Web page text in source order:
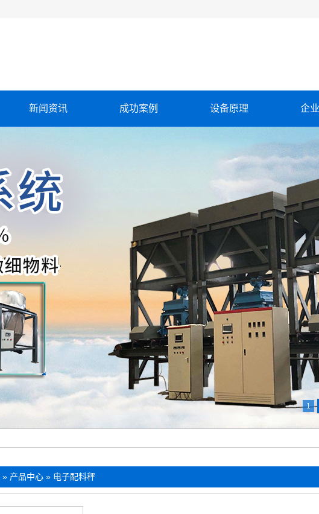
新闻资讯 成功案例 设备原理 企
1
» 产品中心 » 电子配料秤